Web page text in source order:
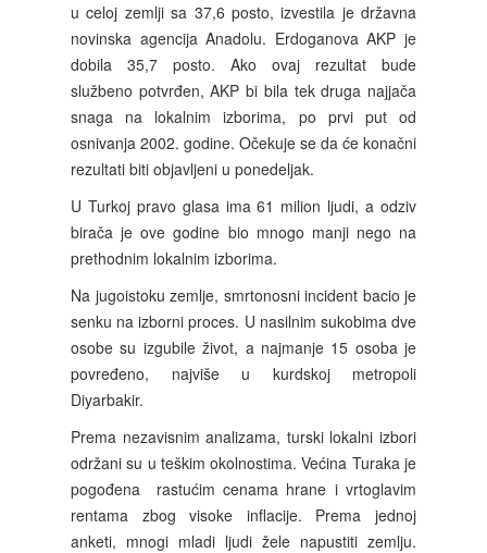
u celoj zemlji sa 37,6 posto, izvestila je državna
novinska agencija Anadolu. Erdoganova AKP je
dobila 35,7 posto. Ako ovaj rezultat bude
službeno potvrđen, AKP bi bila tek druga najjača
snaga na lokalnim izborima, po prvi put od
osnivanja 2002. godine. Očekuje se da će konačni
rezultati biti objavljeni u ponedeljak.
U Turkoj pravo glasa ima 61 milion ljudi, a odziv
birača je ove godine bio mnogo manji nego na
prethodnim lokalnim izborima.
Na jugoistoku zemlje, smrtonosni incident bacio je
senku na izborni proces. U nasilnim sukobima dve
osobe su izgubile život, a najmanje 15 osoba je
povređeno, najviše u kurdskoj metropoli
Diyarbakir.
Prema nezavisnim analizama, turski lokalni izbori
održani su u teškim okolnostima. Većina Turaka je
pogođena
rastućim cenama hrane i vrtoglavim
rentama zbog visoke inflacije. Prema jednoj
anketi, mnogi mladi ljudi žele napustiti zemlju.